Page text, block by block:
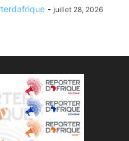
- juillet 28, 2026